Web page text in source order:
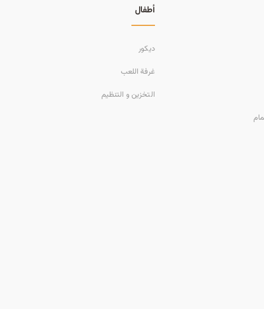
أطفال
ديكور
غرفة اللعب
التخزين و التنظيم